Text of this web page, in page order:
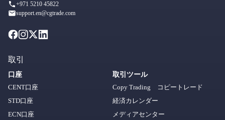
+971 5210 45822
support.en@cgtrade.com
取引
口座
CENT口座
STD口座
ECN口座
取引ツール
Copy Trading コピートレード
経済カレンダー
メディアセンター